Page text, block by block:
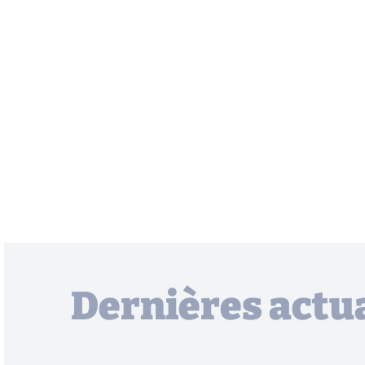
Dernières